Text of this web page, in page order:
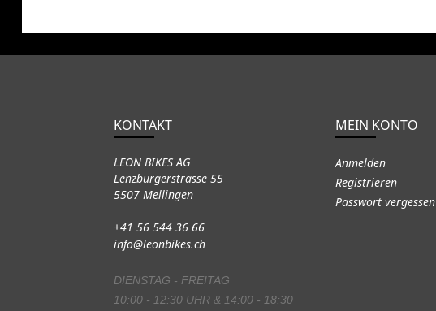
KONTAKT
LEON BIKES AG
Lenzburgerstrasse 55
5507 Mellingen
+41 56 544 36 66
info@leonbikes.ch
DIENSTAG - FREITAG
10:00 - 12:30 UHR & 14:00 - 18:30
MEIN KONTO
Anmelden
Registrieren
Passwort vergessen